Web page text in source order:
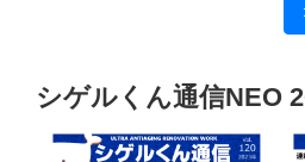
シゲルくん通信NEO